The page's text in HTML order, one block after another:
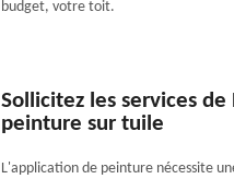
budget, votre toit.
Sollicitez les services
peinture sur tuile
L'application de peinture nécessite